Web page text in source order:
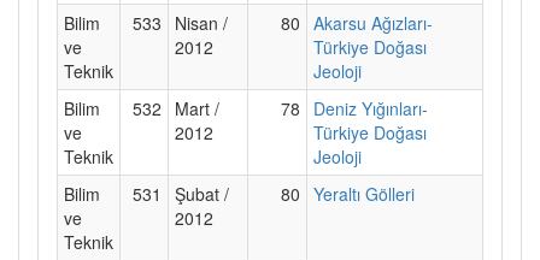
Bilim
ve
Teknik
533
Nisan /
2012
80 Akarsu Ağızları-
Türkiye Doğası
Jeoloji
Bilim
ve
Teknik
532
Mart /
2012
78
Deniz Yığınları-
Türkiye Doğası
Jeoloji
Bilim
ve
Teknik
531
Şubat /
2012
80 Yeraltı Gölleri